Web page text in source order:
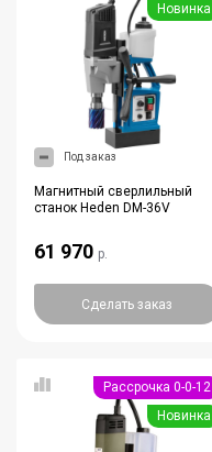
Новинка
Под заказ
Магнитный сверлильный
станок Heden DM-36V
61 970 р.
Сделать заказ
Рассрочка 0-0-12
Новинка